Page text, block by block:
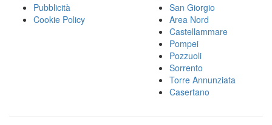
Pubblicità
Cookie Policy
San Giorgio
Area Nord
Castellammare
Pompei
Pozzuoli
Sorrento
Torre Annunziata
Casertano